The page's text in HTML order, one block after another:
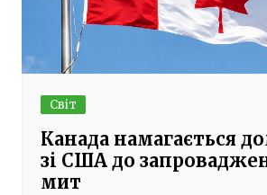
Світ
Канада намагається
зі США до
мит